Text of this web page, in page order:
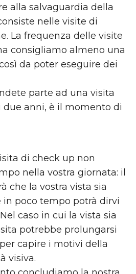
alla salvaguardia della
nelle visite di
La frequenza delle visite
consigliamo almeno una
da poter eseguire dei
parte ad una visita
anni, è il momento di
di check up non
nella vostra giornata: il
che la vostra vista sia
poco tempo potrà dirvi
caso in cui la vista sia
potrebbe prolungarsi
capire i motivi della
visiva.